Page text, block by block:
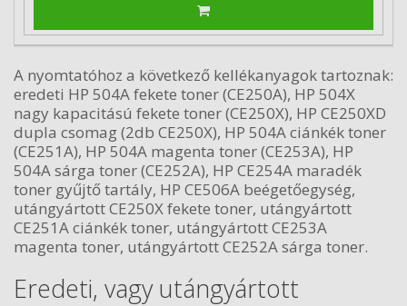
A nyomtatóhoz a következő kellékanyagok tartoznak:
eredeti HP 504A fekete toner (CE250A), HP 504X
nagy kapacitású fekete toner (CE250X), HP CE250XD
dupla csomag (2db CE250X), HP 504A ciánkék toner
(CE251A), HP 504A magenta toner (CE253A), HP
504A sárga toner (CE252A), HP CE254A maradék
toner gyűjtő tartály, HP CE506A beégetőegység,
utángyártott CE250X fekete toner, utángyártott
CE251A ciánkék toner, utángyártott CE253A
magenta toner, utángyártott CE252A sárga toner.
Eredeti, vagy utángyártott